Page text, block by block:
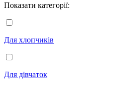
Показати категорії:
Для хлопчиків
Для дівчаток